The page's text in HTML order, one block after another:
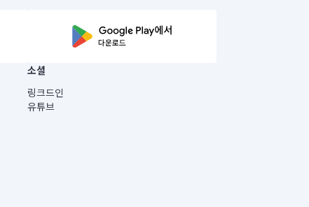
소셜
링크드인
유튜브